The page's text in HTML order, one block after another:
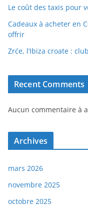
Le coût des taxis pour
Cadeaux à acheter en
offrir
Zrće, l’Ibiza croate :
Recent Comments
Aucun commentaire à
Archives
mars 2026
novembre 2025
octobre 2025